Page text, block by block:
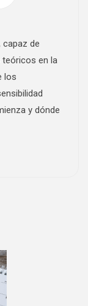
de
en la
los
y dónde